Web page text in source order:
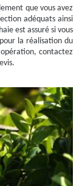
que vous avez
adéquats ainsi
est assuré si vous
la réalisation du
contactez